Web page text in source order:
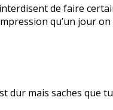
de faire
qu’un jour on
dur mais saches que